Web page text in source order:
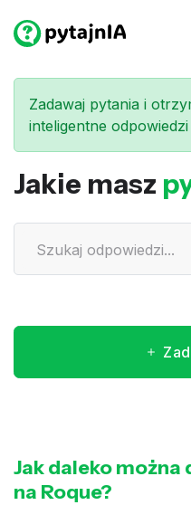
Zadawaj pytania i
inteligentne
Jakie masz
Jak daleko
na Roque?